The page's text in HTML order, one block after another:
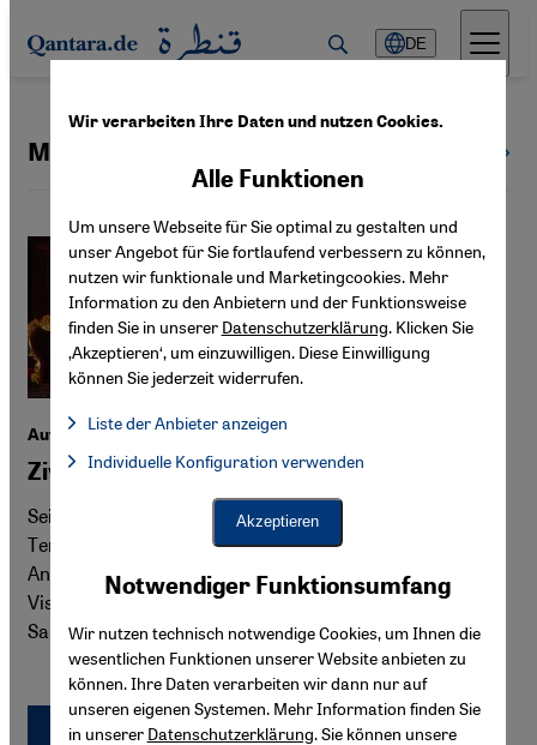
Direkt zum Inhalt springen
DE
Meinungsfreiheit
Autoritarismus in Tunesien
Zivilgesellschaft im Überlebensmodus
Seit 2024 zieht der tunesische Präsident Kais Said das
Tempo an: Seine autoritäre Kontrolle nimmt
Andersdenkende und gesellschaftliche Minderheiten ins
Visier. Die EU sollte die Zivilgesellschaft fördern, anstatt
Saids populistische Rhetorik zu verstärken.
Wir verarbeiten Ihre Daten und nutzen Cookies.
Notwendiger Funktionsumfang
Wir nutzen technisch notwendige Cookies, um Ihnen die
wesentlichen Funktionen unserer Website anbieten zu
können. Ihre Daten verarbeiten wir dann nur auf
unseren eigenen Systemen. Mehr Information finden Sie
in unserer Datenschutzerklärung. Sie können unsere
Alle Funktionen
Um unsere Webseite für Sie optimal zu gestalten und
unser Angebot für Sie fortlaufend verbessern zu können,
nutzen wir funktionale und Marketingcookies. Mehr
Information zu den Anbietern und der Funktionsweise
finden Sie in unserer Datenschutzerklärung. Klicken Sie
‚Akzeptieren‘, um einzuwilligen. Diese Einwilligung
können Sie jederzeit widerrufen.
Liste der Anbieter anzeigen
Facebook Embed / Facebook Connect, Google Maps Embed,
Facebook Embed / Facebook Connect
Google Maps Embed
Individuelle Konfiguration verwenden
Akzeptieren